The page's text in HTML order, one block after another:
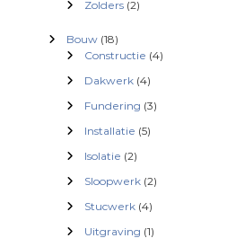
Zolders (2)
Bouw (18)
Constructie (4)
Dakwerk (4)
Fundering (3)
Installatie (5)
Isolatie (2)
Sloopwerk (2)
Stucwerk (4)
Uitgraving (1)